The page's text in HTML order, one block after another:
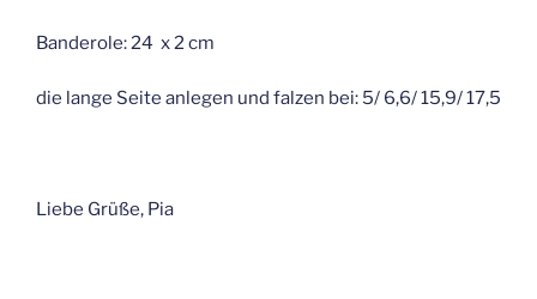
Banderole: 24 x 2 cm
die lange Seite anlegen und falzen bei: 5/ 6,6/ 15,9/ 17,5
Liebe Grüße, Pia